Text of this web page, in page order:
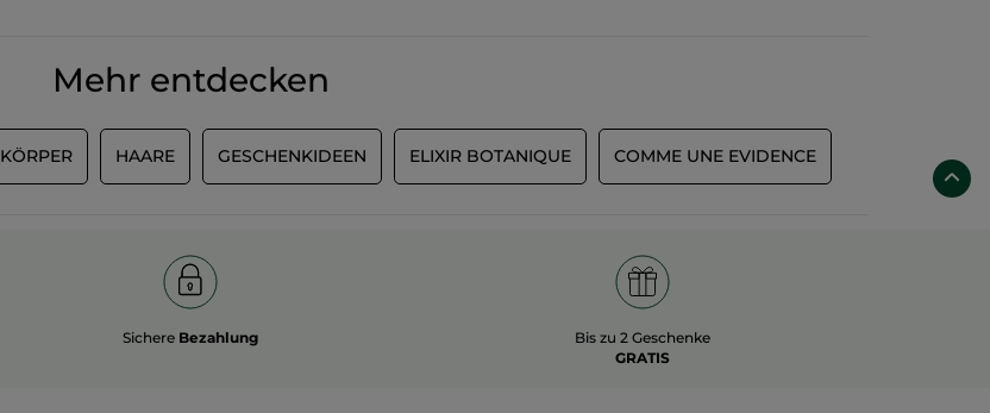
Mehr entdecken
KÖRPER HAARE GESCHENKIDEEN ELIXIR BOTANIQUE COMME UNE EVIDENCE
Sichere Bezahlung
Bis zu 2 Geschenke
GRATIS